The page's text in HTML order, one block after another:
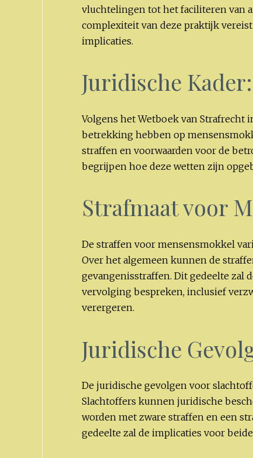
vluchtelingen tot het faciliteren van
complexiteit van deze praktijk
implicaties.
Juridische
Volgens het Wetboek van Strafrecht
betrekking hebben op
straffen en voorwaarden voor de
begrijpen hoe deze wetten zijn
Strafmaat voor
De straffen voor mensensmokkel
Over het algemeen kunnen de
gevangenisstraffen. Dit gedeelte zal
vervolging bespreken, inclusief
verergeren.
Juridische
De juridische gevolgen voor
Slachtoffers kunnen juridische
worden met zware straffen en een
gedeelte zal de implicaties voor